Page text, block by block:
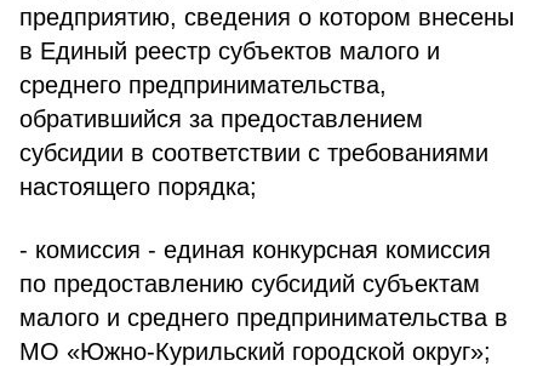
предприятию, сведения о котором внесены
в Единый реестр субъектов малого и
среднего предпринимательства,
обратившийся за предоставлением
субсидии в соответствии с требованиями
настоящего порядка;
- комиссия - единая конкурсная комиссия
по предоставлению субсидий субъектам
малого и среднего предпринимательства в
МО «Южно-Курильский городской округ»;